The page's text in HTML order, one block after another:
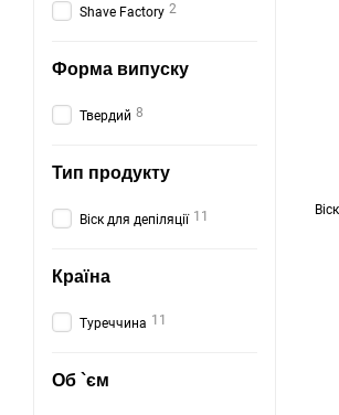
Shave Factory 2
Форма випуску
Твердий 8
Тип продукту
Віск для депіляції 11
Країна
Туреччина 11
Об `єм